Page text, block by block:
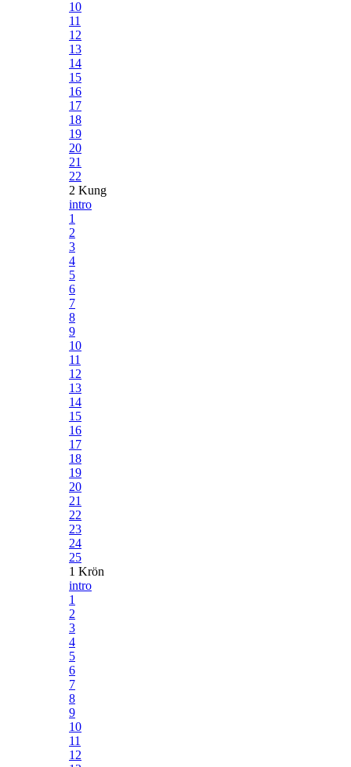
10
11
12
13
14
15
16
17
18
19
20
21
22
2 Kung
intro
1
2
3
4
5
6
7
8
9
10
11
12
13
14
15
16
17
18
19
20
21
22
23
24
25
1 Krön
intro
1
2
3
4
5
6
7
8
9
10
11
12